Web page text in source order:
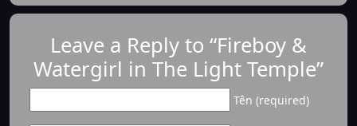
Leave a Reply to “Fireboy &
Watergirl in The Light Temple”
Tên (required)